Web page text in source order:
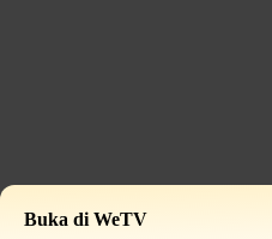
Buka di WeTV